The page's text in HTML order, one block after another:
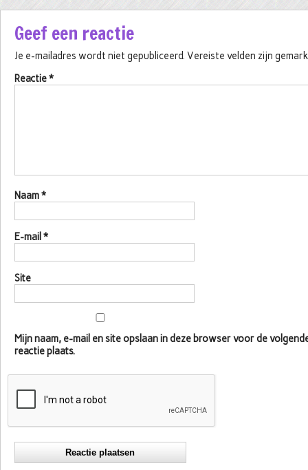
Geef een reactie
Je e-mailadres wordt niet gepubliceerd. Vereiste velden zijn
Reactie*
Naam*
E-mail *
Site
Mijn naam, e-mail en site opslaan in deze browser voor de
reactie plaats.